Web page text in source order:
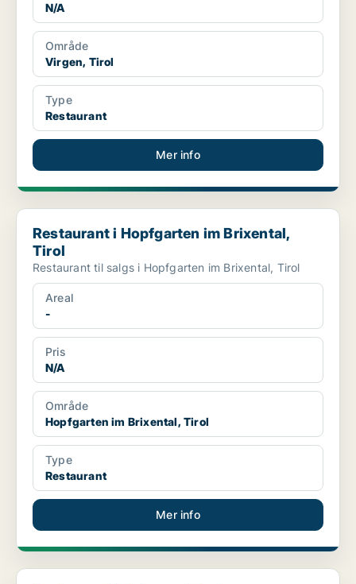
N/A
Område
Virgen, Tirol
Type
Restaurant
Mer info
Restaurant i Hopfgarten im Brixental, Tirol
Restaurant i Hopfgarten im Brixental,
Tirol
Restaurant til salgs i Hopfgarten im Brixental, Tirol
Areal
-
Pris
N/A
Område
Hopfgarten im Brixental, Tirol
Type
Restaurant
Mer info
Restaurant i Thiersee, Tirol